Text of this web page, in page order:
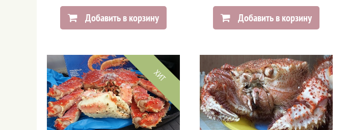
Добавить в корзину Добавить в корзину
ХИТ